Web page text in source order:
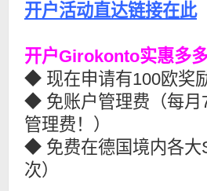
开户活动直达链接在此
开户Girokonto实惠多多
◆ 现在申请有100欧奖
◆ 免账户管理费（每月
管理费！）
◆ 免费在德国境内各大
次）